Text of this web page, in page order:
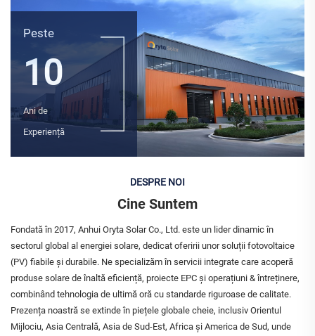
Peste
10
Ani de
Experiență
DESPRE NOI
Cine Suntem
Fondată în 2017, Anhui Oryta Solar Co., Ltd. este un lider dinamic în
sectorul global al energiei solare, dedicat oferirii unor soluții fotovoltaice
(PV) fiabile și durabile. Ne specializăm în servicii integrate care acoperă
produse solare de înaltă eficiență, proiecte EPC și operațiuni & întreținere,
combinând tehnologia de ultimă oră cu standarde riguroase de calitate.
Prezența noastră se extinde în piețele globale cheie, inclusiv Orientul
Mijlociu, Asia Centrală, Asia de Sud-Est, Africa și America de Sud, unde